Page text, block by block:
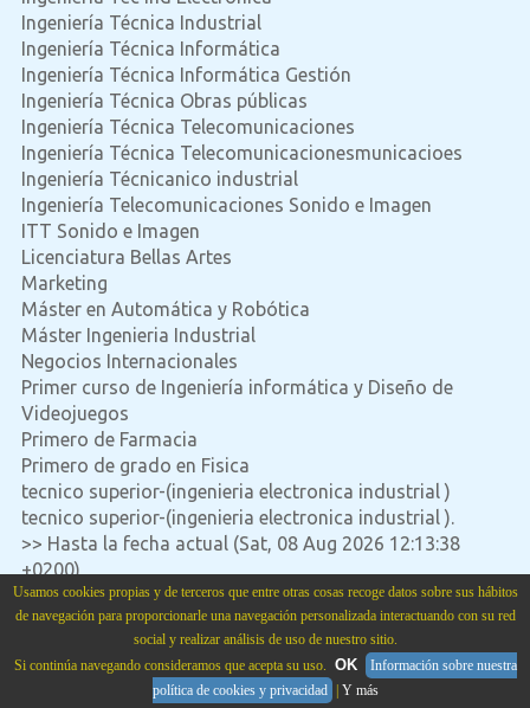
Usamos cookies propias y de terceros que entre otras cosas recoge datos sobre sus hábitos
de navegación para proporcionarle una navegación personalizada interactuando con su red
social y realizar análisis de uso de nuestro sitio.
Si continúa navegando consideramos que acepta su uso. OK
Información sobre nuestra
política de cookies y privacidad
Y más
Ingeniería Técnica Industrial
Ingeniería Técnica Informática
Ingeniería Técnica Informática Gestión
Ingeniería Técnica Obras públicas
Ingeniería Técnica Telecomunicaciones
Ingeniería Técnica Telecomunicacionesmunicacioes
Ingeniería Técnicanico industrial
Ingeniería Telecomunicaciones Sonido e Imagen
ITT Sonido e Imagen
Licenciatura Bellas Artes
Marketing
Máster en Automática y Robótica
Máster Ingenieria Industrial
Negocios Internacionales
Primer curso de Ingeniería informática y Diseño de
Videojuegos
Primero de Farmacia
Primero de grado en Fisica
tecnico superior-(ingenieria electronica industrial )
tecnico superior-(ingenieria electronica industrial ).
>> Hasta la fecha actual (Sat, 08 Aug 2026 12:13:38
+0200)
Academia Cartagena99 situada enCalle Cartagena num. 99 Bajo .Madrid,28002,Madrid,
Spain,Teléfono:915151321.cartagena99.com